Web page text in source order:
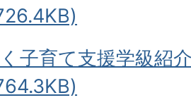
子育て支援学級紹